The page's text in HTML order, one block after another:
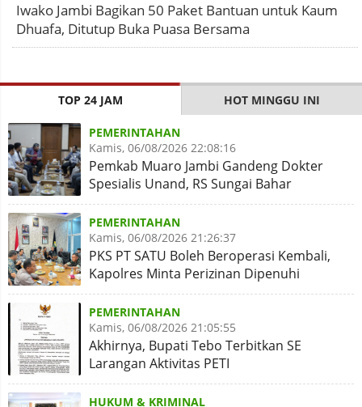
Iwako Jambi Bagikan 50 Paket Bantuan untuk Kaum
Dhuafa, Ditutup Buka Puasa Bersama
TOP 24 JAM HOT MINGGU INI
PEMERINTAHAN
Kamis, 06/08/2026 22:08:16
Pemkab Muaro Jambi Gandeng Dokter
Spesialis Unand, RS Sungai Bahar
Disiapkan Naik Kelas
PEMERINTAHAN
Kamis, 06/08/2026 21:26:37
PKS PT SATU Boleh Beroperasi Kembali,
Kapolres Minta Perizinan Dipenuhi
PEMERINTAHAN
Kamis, 06/08/2026 21:05:55
Akhirnya, Bupati Tebo Terbitkan SE
Larangan Aktivitas PETI
HUKUM & KRIMINAL